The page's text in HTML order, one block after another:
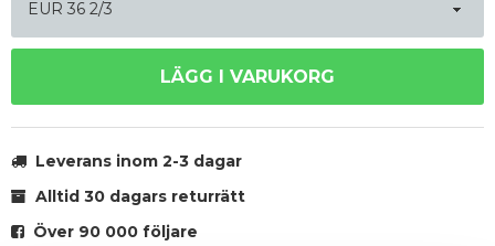
LÄGG I VARUKORG
Leverans inom 2-3 dagar
Alltid 30 dagars returrätt
Över 90 000 följare